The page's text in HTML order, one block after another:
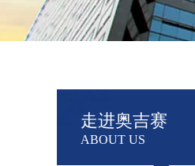
走进奥吉赛
ABOUT US